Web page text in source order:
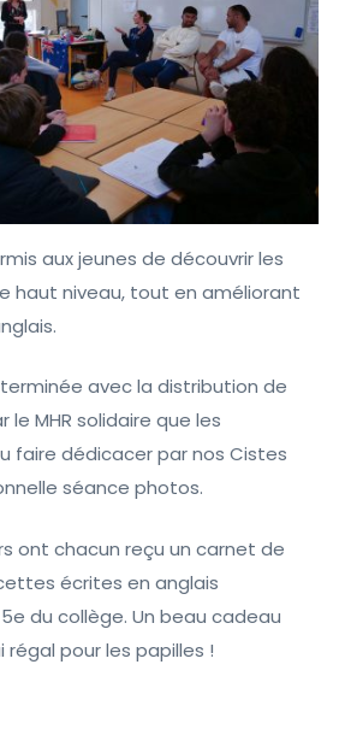
aux jeunes de découvrir les
haut niveau, tout en améliorant
avec la distribution de
MHR solidaire que les
faire dédicacer par nos Cistes
séance photos.
ont chacun reçu un carnet de
écrites en anglais
du collège. Un beau cadeau
pour les papilles !